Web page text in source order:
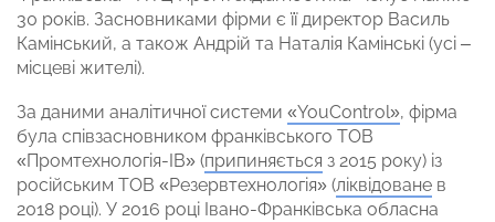
30 років. Засновниками фірми є її директор Василь
Камінський, а також Андрій та Наталія Камінські (усі –
місцеві жителі).
За даними аналітичної системи «YouControl», фірма
була співзасновником франківського ТОВ
«Промтехнологія-ІВ» (припиняється з 2015 року) із
російським ТОВ «Резервтехнологія» (ліквідоване в
2018 році). У 2016 році Івано-Франківська обласна